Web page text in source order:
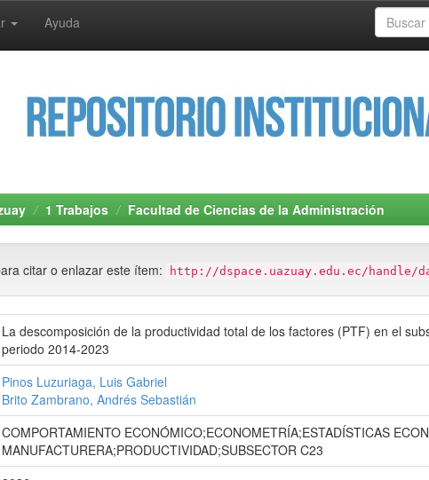
Ayuda
1 Trabajos Facultad de Ciencias de la Administración
citar o enlazar este ítem: http://dspace.uazuay.edu.ec/handle/
La descomposición de la productividad total de los factores (PTF) en el
periodo 2014-2023
Pinos Luzuriaga, Luis Gabriel
Brito Zambrano, Andrés Sebastián
COMPORTAMIENTO ECONÓMICO;ECONOMETRÍA;ESTADÍSTICAS
MANUFACTURERA;PRODUCTIVIDAD;SUBSECTOR C23